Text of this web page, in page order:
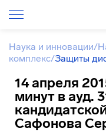
Наука и инновации/
комплекс/Защиты
14 апреля
минут в ауд.
Сафонова